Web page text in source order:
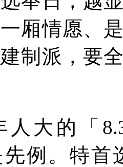
厢情愿、
制派，要
人大的「
例。特首